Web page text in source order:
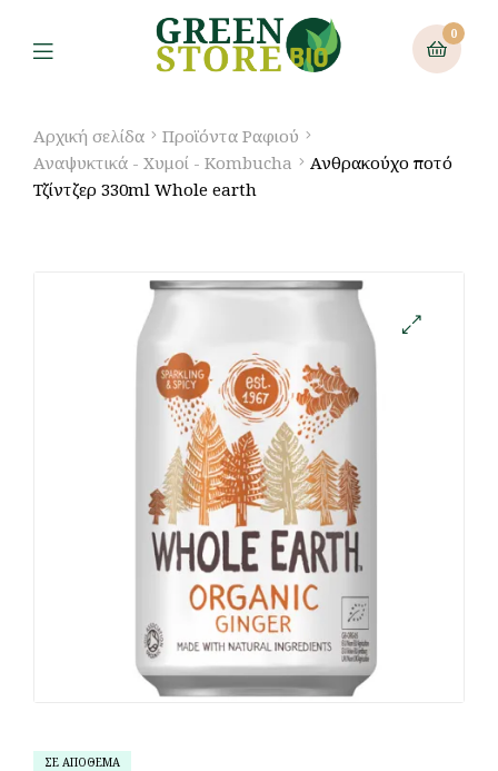
0
Αρχική σελίδα
Προϊόντα Ραφιού
Αναψυκτικά - Χυμοί - Kombucha
Ανθρακούχο ποτό
Τζίντζερ 330ml Whole earth
ΣΕ ΑΠΟΘΕΜΑ